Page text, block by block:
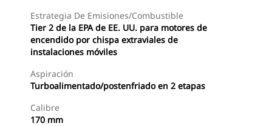
Estrategia De Emisiones/combustible
Tier 2 de la EPA de EE. UU. para motores de
encendido por chispa extraviales de
instalaciones móviles
Aspiración
Turboalimentado/postenfriado en 2 etapas
Calibre
170 mm